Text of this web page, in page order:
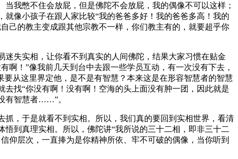
我憋不住会放屁，但是佛陀不会放屁，我的偶像不可以这样；
像小孩子在跟人家比较“我的爸爸多好！我的爸爸多高！我的
己的教主变成跟其他宗教不一样，你们教主有的，就要超乎你
失实相，让你看不到真实的人间佛陀，结果大家习惯在贴金
！”像我前几天到台中去跟一些学员互动，有一次没有下去，
从这里界定他，是不是有智慧？本来这是在形容智慧者的智慧
找“你没有啊！没有啊！空海的头上面没有肿一团，因此就是
有智慧者……”。
，于是就看不到实相。所以，我们真的要回到实相世界，看清
到真理实相。所以，佛陀讲“我所说的三十二相，即非三十二
仰层次，一直捧为是你精神所依、牢不可破的偶像，当你听到